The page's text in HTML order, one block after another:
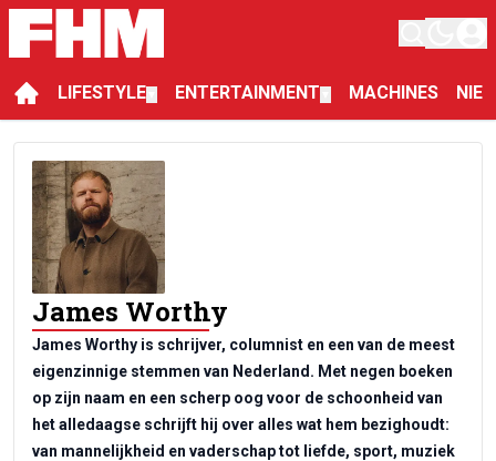
LIFESTYLE ENTERTAINMENT MACHINES
James Worthy
James Worthy is schrijver, columnist en een van de meest
eigenzinnige stemmen van Nederland. Met negen boeken
op zijn naam en een scherp oog voor de schoonheid van
het alledaagse schrijft hij over alles wat hem bezighoudt:
van mannelijkheid en vaderschap tot liefde, sport, muziek